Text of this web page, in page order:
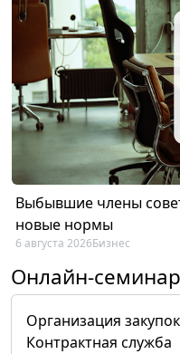
Выбывшие члены
новые нормы
6 августа 2026Бизнес
Онлайн-
Организация
Контрактная служба